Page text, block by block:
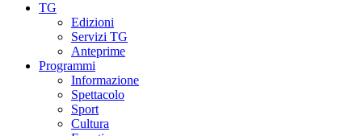
TG
Edizioni
Servizi TG
Anteprime
Programmi
Informazione
Spettacolo
Sport
Cultura